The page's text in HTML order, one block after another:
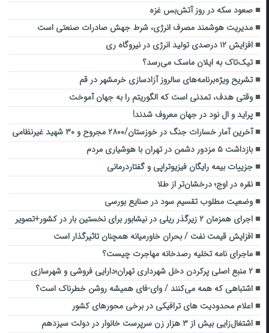
صعود سکه در روز آتش‌بس غزه
مدیریت هوشمند مصرف انرژی، شرط جهش صادرات صنعتی است
افزایش ۱۲ درصدی تولید انرژی در نیروگاه ری
تیک‌تاک به ایلان ماسک می‌رسد؟
تشریح ویژه‌برنامه‌های سالروز آزادسازی خرمشهر در قم
وقتی هدف، تمدنی است که الگوریتم را به جهان آموخت
پراید و ال نود در جهان معروف شدند!
آخرین آمار خسارات جنگ در خوزستان/۲۸۰۰ مجروح و ۳۰ شهید غیرنظامی
بازداشت ۵ مزدور دشمن در تهران با هوشیاری مردم
جزییات بیمه رایگان فیزیوتراپی و گفتاردرمانی
نقره در اوج؛ درخشان‌تر از طلا
وضعیت مطلوب تقسیم سود در صنایع بورسی
اجرای همزمان ۲ زیرگذر ریلی در نیشابور برای نخستین بار در کشور+تصویر
افزایش قیمت نفت / بحران خاورمیانه همچنان تاثیرگذار است
ماجرای نامه تخلیه رصدخانه مهاجرت چیست؟
۲ منبع اصلی پرکردن دخل شهرداری تهران؛دارایی فروشی و شهرسازی
اشتباهی که همه می‌کنند / وای-فای همیشه روشن خطرناک است؟
اعلام محدودیت های ترافیکی در برخی محورهای کشور
اشتغال‌زایی بیش از ۳ هزار زن سرپرست خانوار در دولت سیزدهم